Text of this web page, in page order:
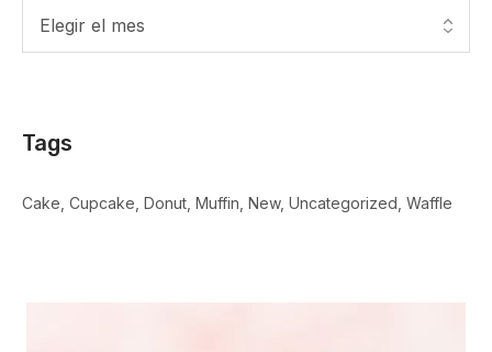
Tags
Cake Cupcake Donut Muffin New Uncategorized Waffle